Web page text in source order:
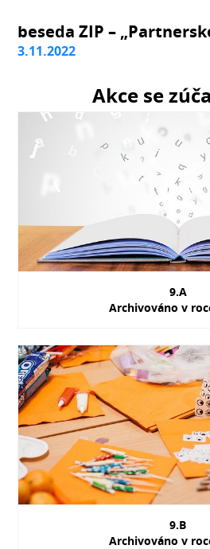
beseda ZIP –
3.11.2022
Akce se
9.A
Archivováno v
9.B
Archivováno v